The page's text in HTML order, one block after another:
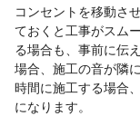
コンセントを移動さ
ておくと工事がスム
る場合も、事前に伝
場合、施工の音が隣
時間に施工する場合
になります。